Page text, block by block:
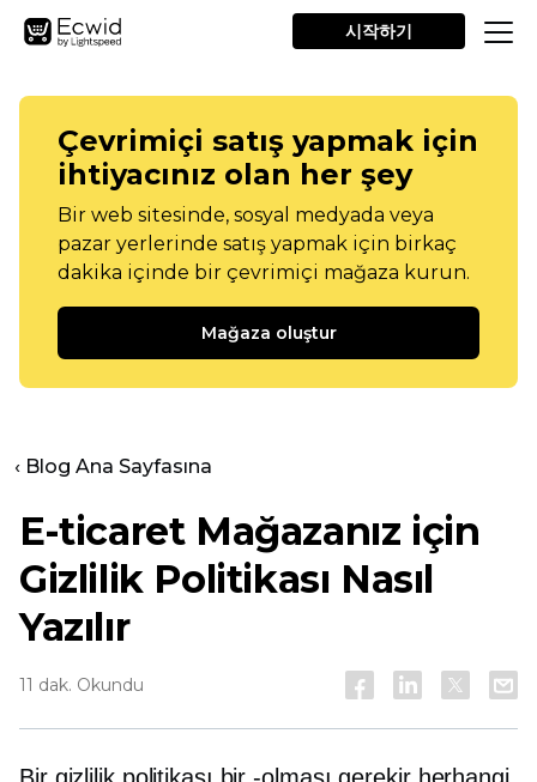
시작하기
Çevrimiçi satış yapmak için
ihtiyacınız olan her şey
Bir web sitesinde, sosyal medyada veya
pazar yerlerinde satış yapmak için birkaç
dakika içinde bir çevrimiçi mağaza kurun.
Mağaza oluştur
‹ Blog Ana Sayfasına
E-ticaret Mağazanız için
Gizlilik Politikası Nasıl
Yazılır
11 dak. Okundu